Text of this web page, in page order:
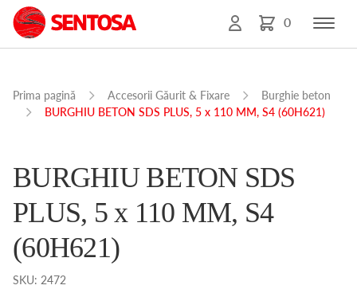
0
Prima pagină Accesorii Găurit & Fixare
Burghie beton
BURGHIU BETON SDS PLUS, 5 x 110 MM, S4 (60H621)
BURGHIU BETON SDS
PLUS, 5 x 110 MM, S4
(60H621)
SKU: 2472